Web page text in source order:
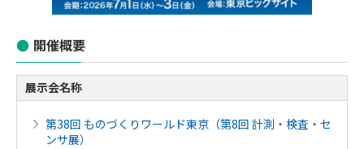
開催概要
展示会名称
第38回 ものづくりワールド東京（第8回 計測・検査・セ
ンサ展）